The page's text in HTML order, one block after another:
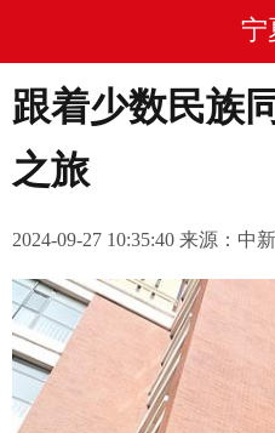
宁
跟着少数民族
之旅
2024-09-27 10:35:40 来源：中